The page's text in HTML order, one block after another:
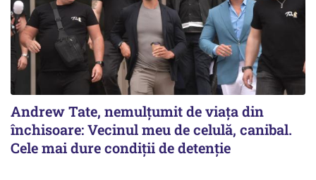
Andrew Tate, nemulțumit de viața din
închisoare: Vecinul meu de celulă, canibal.
Cele mai dure condiții de detenție